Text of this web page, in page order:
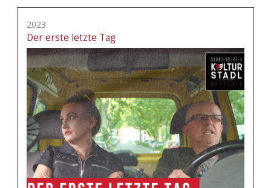
2023
Der erste letzte Tag